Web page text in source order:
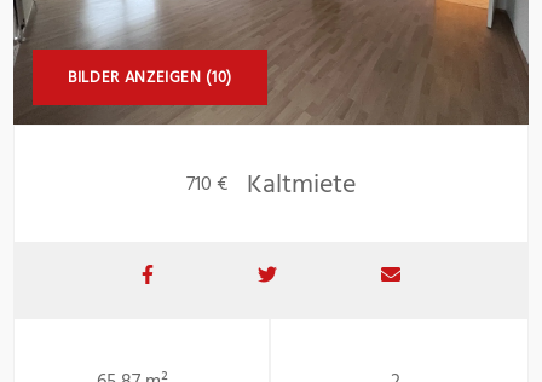
BILDER ANZEIGEN (10)
710 € Kaltmiete